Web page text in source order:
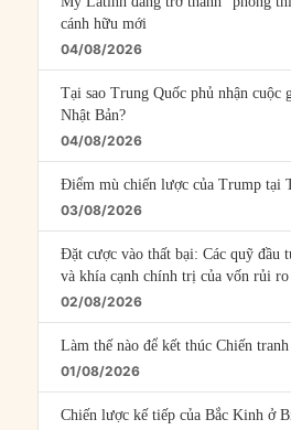
cánh hữu mới
04/08/2026
Tại sao Trung Quốc phủ nhận cuộc
Nhật Bản?
04/08/2026
Điểm mù chiến lược của Trump tại
03/08/2026
Đặt cược vào thất bại: Các quỹ đầu
và khía cạnh chính trị của vốn rủi ro
02/08/2026
Làm thế nào để kết thúc Chiến
01/08/2026
Chiến lược kế tiếp của Bắc Kinh ở